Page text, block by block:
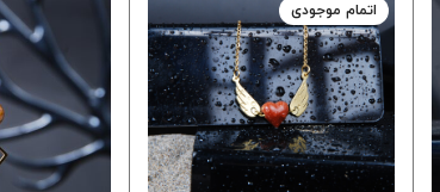
اتمام موجودی